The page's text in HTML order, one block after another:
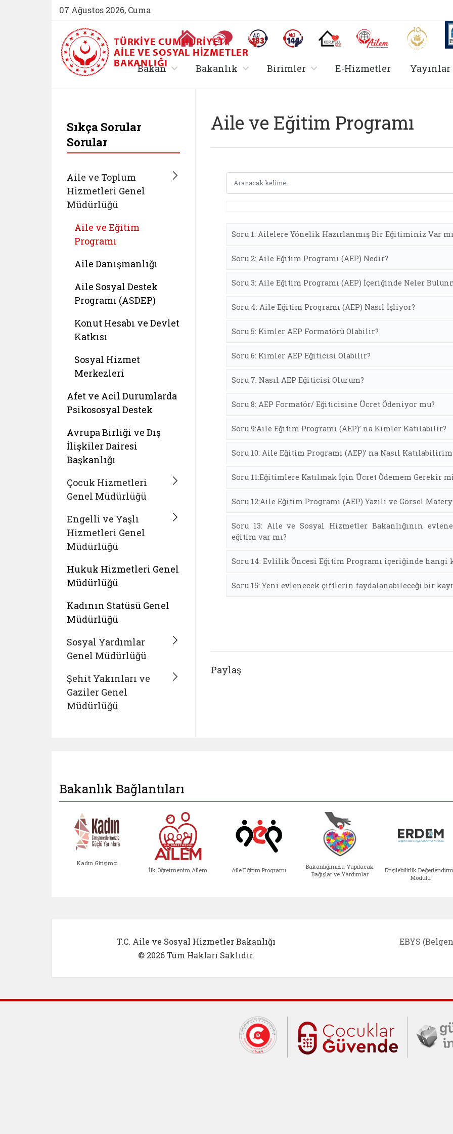
07 Ağustos 2026, Cuma
Ana Sayfa Sıkça Sorulan SorularAlo 183 (yeni sekmede açılır)Alo 144 (yeni sekmede açılır)Koruyucu Aile (yeni sekmede açılır)
AİLEM İletişim Aile ve
TÜRKIYE CUMHURIYETI
AILE VE SOSYAL HIZMETLER
BAKANLIĞI
Bakan, alt menü içerir
Bakanlık , alt menü içerir
Birimler, alt menü içerir
E-Hizmetler Yayınlar
Sıkça Sorular
Sorular
Aile ve Toplum
Hizmetleri Genel
Müdürlüğü
Aile ve Eğitim
Programı
Aile Danışmanlığı
Aile Sosyal Destek
Programı (ASDEP)
Konut Hesabı ve Devlet
Katkısı
Sosyal Hizmet
Merkezleri
Afet ve Acil Durumlarda
Psikososyal Destek
Avrupa Birliği ve Dış
İlişkiler Dairesi
Başkanlığı
Çocuk Hizmetleri
Genel Müdürlüğü
Engelli ve Yaşlı
Hizmetleri Genel
Müdürlüğü
Hukuk Hizmetleri Genel
Müdürlüğü
Kadının Statüsü Genel
Müdürlüğü
Sosyal Yardımlar
Genel Müdürlüğü
Şehit Yakınları ve
Gaziler Genel
Müdürlüğü
Aile ve Eğitim Programı
Soru 1: Ailelere Yönelik Hazırlanmış Bir Eğitiminiz Var
Soru 2: Aile Eğitim Programı (AEP) Nedir?
Soru 3: Aile Eğitim Programı (AEP) İçeriğinde Neler
Soru 4: Aile Eğitim Programı (AEP) Nasıl İşliyor?
Soru 5: Kimler AEP Formatörü Olabilir?
Soru 6: Kimler AEP Eğiticisi Olabilir?
Soru 7: Nasıl AEP Eğiticisi Olurum?
Soru 8: AEP Formatör/ Eğiticisine Ücret Ödeniyor mu?
Soru 9:Aile Eğitim Programı (AEP)’ na Kimler Katılabilir?
Soru 10: Aile Eğitim Programı (AEP)’ na Nasıl
Soru 11:Eğitimlere Katılmak İçin Ücret Ödemem Gerekir
Soru 12:Aile Eğitim Programı (AEP) Yazılı ve Görsel
Soru 13: Aile ve Sosyal Hizmetler Bakanlığının
eğitim var mı?
Soru 14: Evlilik Öncesi Eğitim Programı içeriğinde hangi
Soru 15: Yeni evlenecek çiftlerin faydalanabileceği bir
Paylaş
Bakanlık Bağlantıları
Kadın Girişimci
İlk Öğretmenim Ailem Aile Eğitim Programı
Bakanlığımıza Yapılacak
Bağışlar ve Yardımlar
Erişilebilirlik
Modülü
T.C. Aile ve Sosyal Hizmetler Bakanlığı
© 2026 Tüm Hakları Saklıdır.
EBYS
Cumhurbaşkanlığı İletişim Merkezi
Çocuklar